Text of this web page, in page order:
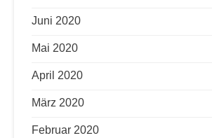
Juni 2020
Mai 2020
April 2020
März 2020
Februar 2020